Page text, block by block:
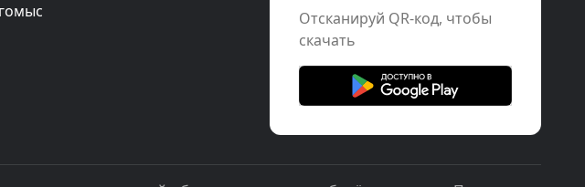
Отcканируй QR-код, чтобы
скачать